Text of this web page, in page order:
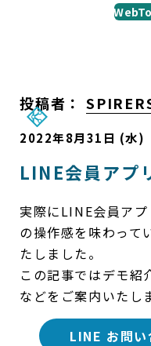
投稿者：
2022年8月31日 (水)
LINE会員アプ
実際にLINE会員ア
の操作感を味わって
たしました。
この記事ではデモ紹
などをご案内いたし
LINE お問